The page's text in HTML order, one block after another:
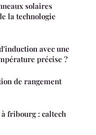
solaires
la technologie
avec une
précise ?
de rangement
fribourg : caltech